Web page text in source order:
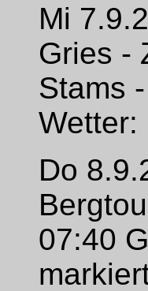
Mi
Gries -
Stams
Wetter:
Do
07:40